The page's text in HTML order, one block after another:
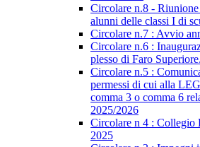
Circolare n.8 -
alunni delle classi I di
Circolare n.7 : Avvio
Circolare n.6 :
plesso di Faro Superiore.
Circolare n.5 :
permessi di cui alla
comma 3 o comma 6
2025/2026
Circolare n 4 : Collegio
2025